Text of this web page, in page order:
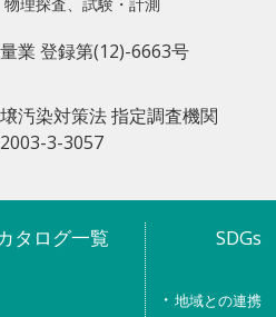
業 登録第(12)-6663号
汚染対策法 指定調査機関
3-3057
タログ一覧 SDGs
地域との連携